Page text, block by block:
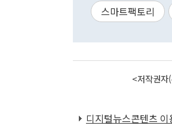
스마트팩토리
<저작권
디지털뉴스콘텐츠 이